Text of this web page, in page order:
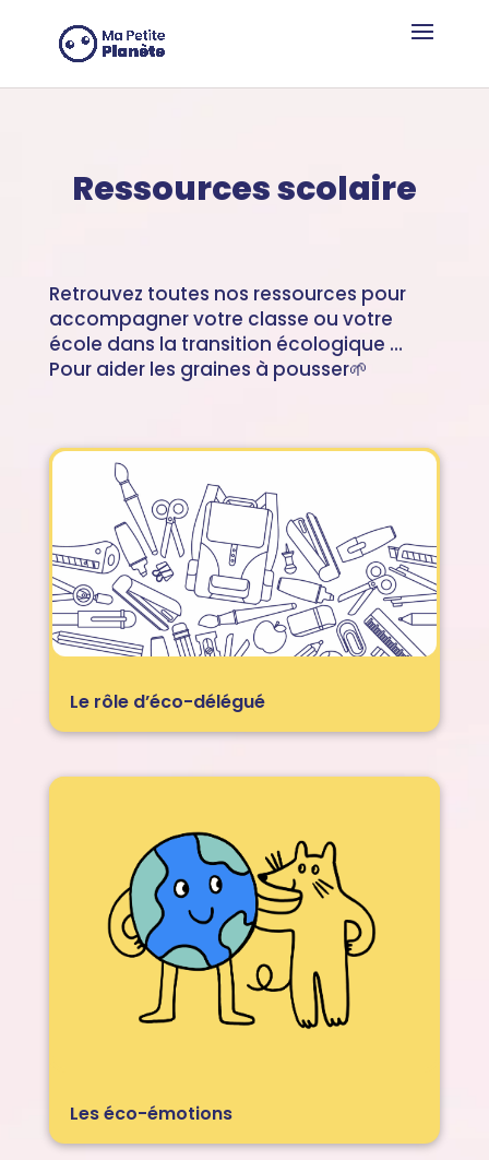
Ressources scolaire
Retrouvez toutes nos ressources pour
accompagner votre classe ou votre
école dans la transition écologique …
Pour aider les graines à pousser🌱
Le rôle d’éco-délégué
Les éco-émotions